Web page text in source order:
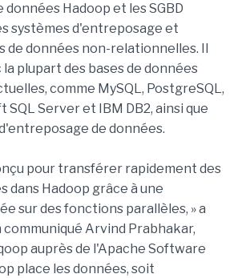
Hadoop et les SGBD
systèmes d'entreposage et
de données non-relationnelles. Il
plupart des bases de données
comme MySQL, PostgreSQL,
SQL Server et IBM DB2, ainsi que
de données.
pour transférer rapidement des
dans Hadoop grâce à une
sur des fonctions parallèles, » a
communiqué Arvind Prabhakar,
auprès de l'Apache Software
place les données, soit